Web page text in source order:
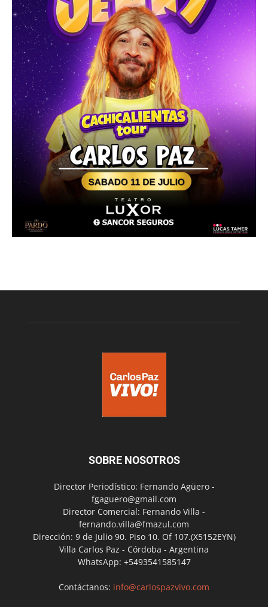
SOBRE NOSOTROS
Director Periodístico: Fernando Agüero -
fgaguero@gmail.com
Director Comercial: Fernando Villa -
fernando.villa@fmazul.com
Dirección: 9 de Julio 90. Piso 10. Of 107.(X5152EYN)
Villa Carlos Paz - Córdoba - Argentina
WhatsApp: +5493541585147
Contáctanos: info@carlospazvivo.com